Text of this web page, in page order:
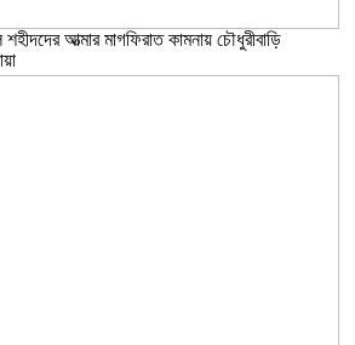
আত্মার মাগফিরাত কামনায় চৌধুরীবাড়ি